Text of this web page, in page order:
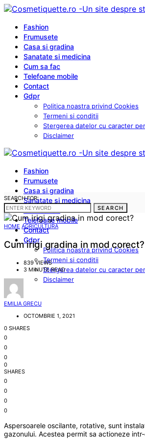
Fashion
Frumusete
Casa si gradina
Sanatate si medicina
Cum sa fac
Telefoane mobile
Contact
Gdpr
Politica noastra privind Cookies
Termeni si conditii
Stergerea datelor cu caracter
Disclaimer
Fashion
Frumusete
Casa si gradina
Sanatate si medicina
Cum sa fac
Telefoane mobile
Contact
Gdpr
Politica noastra privind Cookies
Termeni si conditii
Stergerea datelor cu caracter
Disclaimer
SEARCH FOR:
SEARCH
HOME AGRICULTURA
Cum irigi gradina in mod corect?
839 VIEWS
3 MINUTE READ
EMILIA GRECU
OCTOMBRIE 1, 2021
0 SHARES
0
0
0
0
SHARES
0
0
0
0
Aspersoarele oscilante, rotative, sunt
gazonului. Acestea permit sa actioneze